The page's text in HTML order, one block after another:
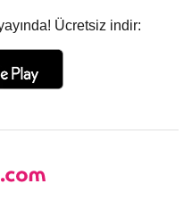
Ücretsiz indir: